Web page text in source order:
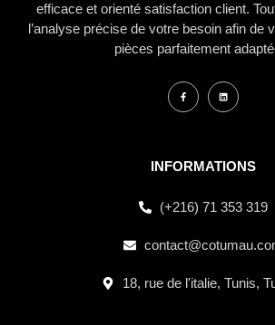
efficace et orienté satisfaction client.
l’analyse précise de votre besoin afin de
pièces parfaitement
INFORMATIONS
(+216) 71 353 319
18, rue de l'italie, Tunis,